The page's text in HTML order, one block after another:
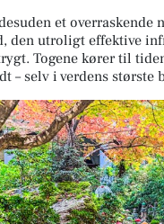
et
den utroligt effektive
Togene kører til
– selv i verdens største